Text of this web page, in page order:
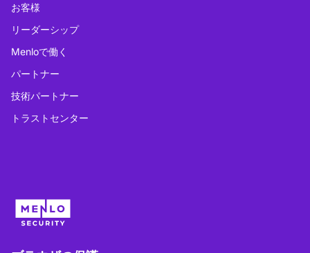
お客様
リーダーシップ
Menloで働く
パートナー
技術パートナー
トラストセンター